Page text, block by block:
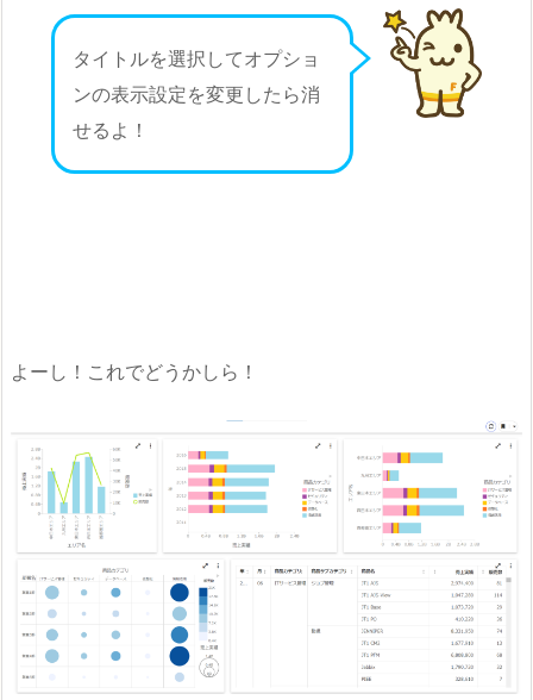
タイトルを選択してオプショ
ンの表示設定を変更したら消
せるよ！
よーし！これでどうかしら！